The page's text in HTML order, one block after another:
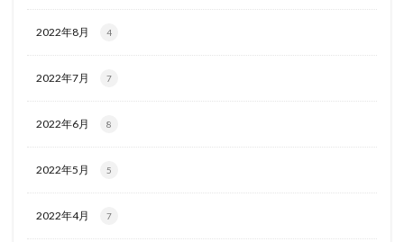
2022年8月 4
2022年7月 7
2022年6月 8
2022年5月 5
2022年4月 7